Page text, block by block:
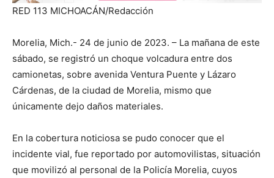
RED 113 MICHOACÁN/Redacción
Morelia, Mich.- 24 de junio de 2023. – La mañana de este
sábado, se registró un choque volcadura entre dos
camionetas, sobre avenida Ventura Puente y Lázaro
Cárdenas, de la ciudad de Morelia, mismo que
únicamente dejo daños materiales.
En la cobertura noticiosa se pudo conocer que el
incidente vial, fue reportado por automovilistas, situación
que movilizó al personal de la Policía Morelia, cuyos